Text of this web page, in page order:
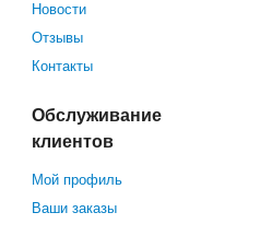
Новости
Отзывы
Контакты
Обслуживание
клиентов
Мой профиль
Ваши заказы